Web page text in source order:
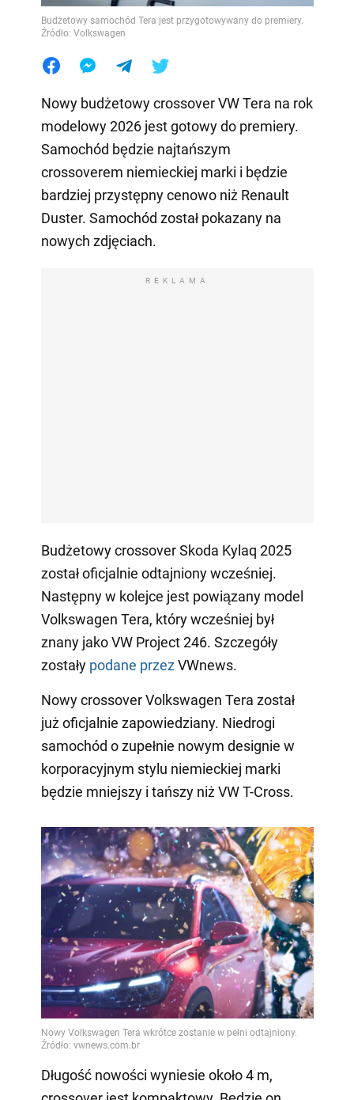
Budżetowy samochód Tera jest przygotowywany do premiery.
Źródło: Volkswagen
Nowy budżetowy crossover VW Tera na rok
modelowy 2026 jest gotowy do premiery.
Samochód będzie najtańszym
crossoverem niemieckiej marki i będzie
bardziej przystępny cenowo niż Renault
Duster. Samochód został pokazany na
nowych zdjęciach.
REKLAMA
Budżetowy crossover Skoda Kylaq 2025
został oficjalnie odtajniony wcześniej.
Następny w kolejce jest powiązany model
Volkswagen Tera, który wcześniej był
znany jako VW Project 246. Szczegóły
zostały podane przezVWnews.
Nowy crossover Volkswagen Tera został
już oficjalnie zapowiedziany. Niedrogi
samochód o zupełnie nowym designie w
korporacyjnym stylu niemieckiej marki
będzie mniejszy i tańszy niż VW T-Cross.
Długość nowości wyniesie około 4 m,